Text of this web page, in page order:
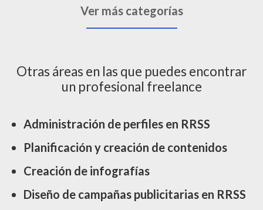
Ver más categorías
Otras áreas en las que puedes encontrar
un profesional freelance
Administración de perfiles en RRSS
Planificación y creación de contenidos
Creación de infografías
Diseño de campañas publicitarias en RRSS